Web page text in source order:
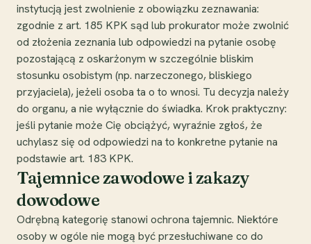
instytucją jest zwolnienie z obowiązku zeznawania:
zgodnie z art. 185 KPK sąd lub prokurator może zwolnić
od złożenia zeznania lub odpowiedzi na pytanie osobę
pozostającą z oskarżonym w szczególnie bliskim
stosunku osobistym (np. narzeczonego, bliskiego
przyjaciela), jeżeli osoba ta o to wnosi. Tu decyzja należy
do organu, a nie wyłącznie do świadka. Krok praktyczny:
jeśli pytanie może Cię obciążyć, wyraźnie zgłoś, że
uchylasz się od odpowiedzi na to konkretne pytanie na
podstawie art. 183 KPK.
Tajemnice zawodowe i zakazy
dowodowe
Odrębną kategorię stanowi ochrona tajemnic. Niektóre
osoby w ogóle nie mogą być przesłuchiwane co do